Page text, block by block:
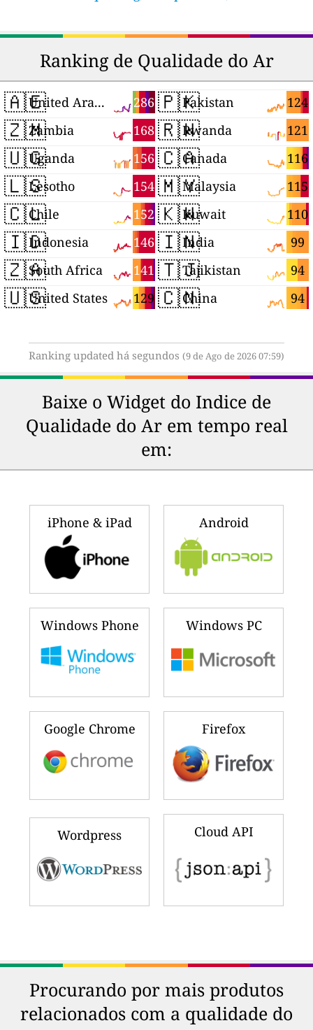
Ranking de Qualidade do Ar
🇦🇪 286
United Arab Emirates
🇿🇲 168
Zambia
🇺🇬 156
Uganda
🇱🇸 154
Lesotho
🇨🇱 152
Chile
🇮🇩 146
Indonesia
🇿🇦 141
South Africa
🇺🇸 129
United States
🇵🇰 124
Pakistan
🇷🇼 121
Rwanda
🇨🇦 116
Canada
🇲🇾 115
Malaysia
🇰🇼 110
Kuwait
🇮🇳 99
India
🇹🇯 94
Tajikistan
🇨🇳 94
China
Ranking updated há segundos (9 de Ago de 2026 07:59)
Baixe o Widget do Indice de
Qualidade do Ar em tempo real
em:
iPhone & iPad Android
Windows Phone Windows PC
Google Chrome Firefox
Wordpress Cloud API
Procurando por mais produtos
relacionados com a qualidade do